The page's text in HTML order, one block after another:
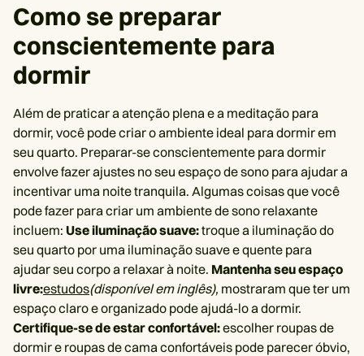
Como se preparar
conscientemente para
dormir
Além de praticar a atenção plena e a meditação para
dormir, você pode criar o ambiente ideal para dormir em
seu quarto. Preparar-se conscientemente para dormir
envolve fazer ajustes no seu espaço de sono para ajudar a
incentivar uma noite tranquila. Algumas coisas que você
pode fazer para criar um ambiente de sono relaxante
incluem: Use iluminação suave:troque a iluminação do
seu quarto por uma iluminação suave e quente para
ajudar seu corpo a relaxar à noite. Mantenha seu espaço
livre:estudos(disponível em inglês), mostraram que ter um
espaço claro e organizado pode ajudá-lo a dormir.
Certifique-se de estar confortável:escolher roupas de
dormir e roupas de cama confortáveis ​​pode parecer óbvio,